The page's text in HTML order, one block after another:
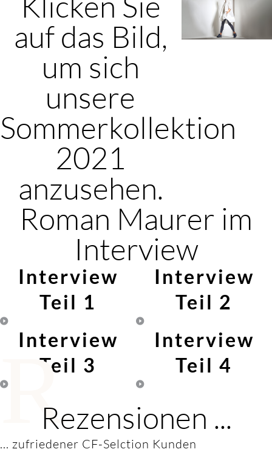
auf das Bild,
um sich
unsere
Sommerkollektion
2021
anzusehen.
Roman Maurer im
Interview
Interview
Teil 1
Interview
Teil 2
Interview
Teil 3
Interview
Teil 4
RRezensionen ...
... zufriedener CF-Selction Kunden